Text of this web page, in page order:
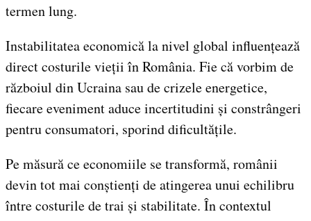
termen lung.
Instabilitatea economică la nivel global influențează
direct costurile vieții în România. Fie că vorbim de
războiul din Ucraina sau de crizele energetice,
fiecare eveniment aduce incertitudini și constrângeri
pentru consumatori, sporind dificultățile.
Pe măsură ce economiile se transformă, românii
devin tot mai conștienți de atingerea unui echilibru
între costurile de trai și stabilitate. În contextul